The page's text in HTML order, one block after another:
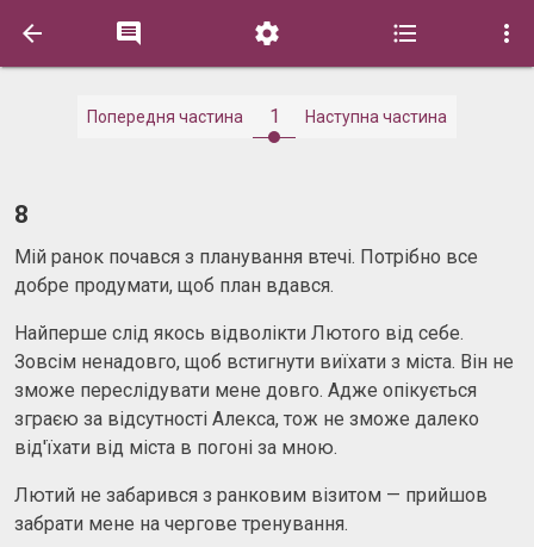
    
Попередня частина 1 Наступна частина
8
Мій ранок почався з планування втечі. Потрібно все
добре продумати, щоб план вдався.
Найперше слід якось відволікти Лютого від себе.
Зовсім ненадовго, щоб встигнути виїхати з міста. Він не
зможе переслідувати мене довго. Адже опікується
зграєю за відсутності Алекса, тож не зможе далеко
від'їхати від міста в погоні за мною.
Лютий не забарився з ранковим візитом — прийшов
забрати мене на чергове тренування.